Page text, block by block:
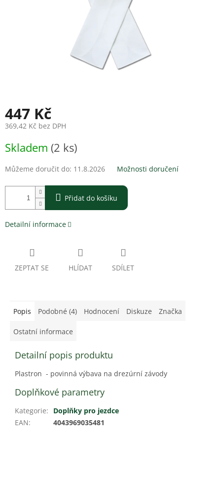
447 Kč
369,42 Kč bez DPH
cena:
Skladem (2 ks)
Můžeme doručit do: 11.8.2026 Možnosti doručení
Přidat do košíku
Detailní informace
ZEPTAT SE HLÍDAT SDÍLET
Popis Podobné (4) Hodnocení Diskuze Značka
Ostatní informace
Detailní popis produktu
Plastron - povinná výbava na drezúrní závody
Doplňkové parametry
Kategorie:
Doplňky pro jezdce
EAN: 4043969035481